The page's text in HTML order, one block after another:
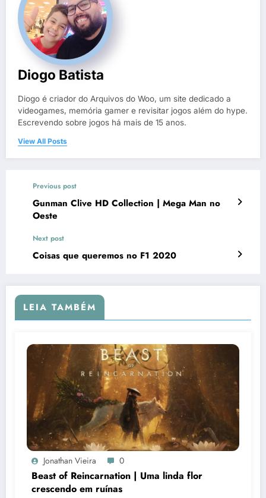
Diogo Batista
Diogo é criador do Arquivos do Woo, um site dedicado a
videogames, memória gamer e revisitar jogos além do hype.
Escrevendo sobre jogos há mais de 15 anos.
View All Posts
Previous post
Gunman Clive HD Collection | Mega Man no
Oeste
Next post
Coisas que queremos no F1 2020
LEIA TAMBÉM
Jonathan Vieira 0
Beast of Reincarnation | Uma linda flor
crescendo em ruínas